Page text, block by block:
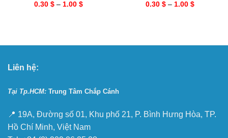
0.30 $– 1.00 $
0.30 $– 1.00 $
Liên hệ:
Tại Tp.HCM: Trung Tâm Chắp Cánh
📍 19A, Đường số 01, Khu phố 21, P. Bình Hưng Hòa, TP.
Hồ Chí Minh, Việt Nam